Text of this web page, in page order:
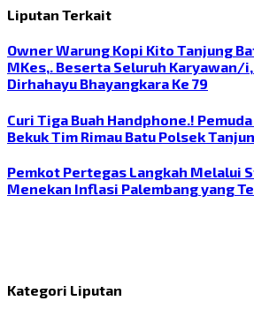
Liputan Terkait
Owner Warung Kopi Kito Tanjung
MKes,. Beserta Seluruh Karyawan/
Dirhahayu Bhayangkara Ke 79
Curi Tiga Buah Handphone.!
Bekuk Tim Rimau Batu Polsek
Pemkot Pertegas Langkah Melalui
Menekan Inflasi Palembang yang
Kategori Liputan